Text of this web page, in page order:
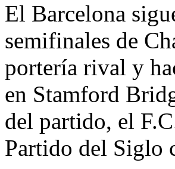
El Barcelona
semifinales de
portería rival y
en Stamford
del partido, el
Partido del Siglo